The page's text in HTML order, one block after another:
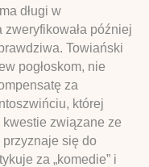
długi w
później
Towiański
pogłoskom, nie
za
której
kwestie związane ze
się do
za „komedie” i